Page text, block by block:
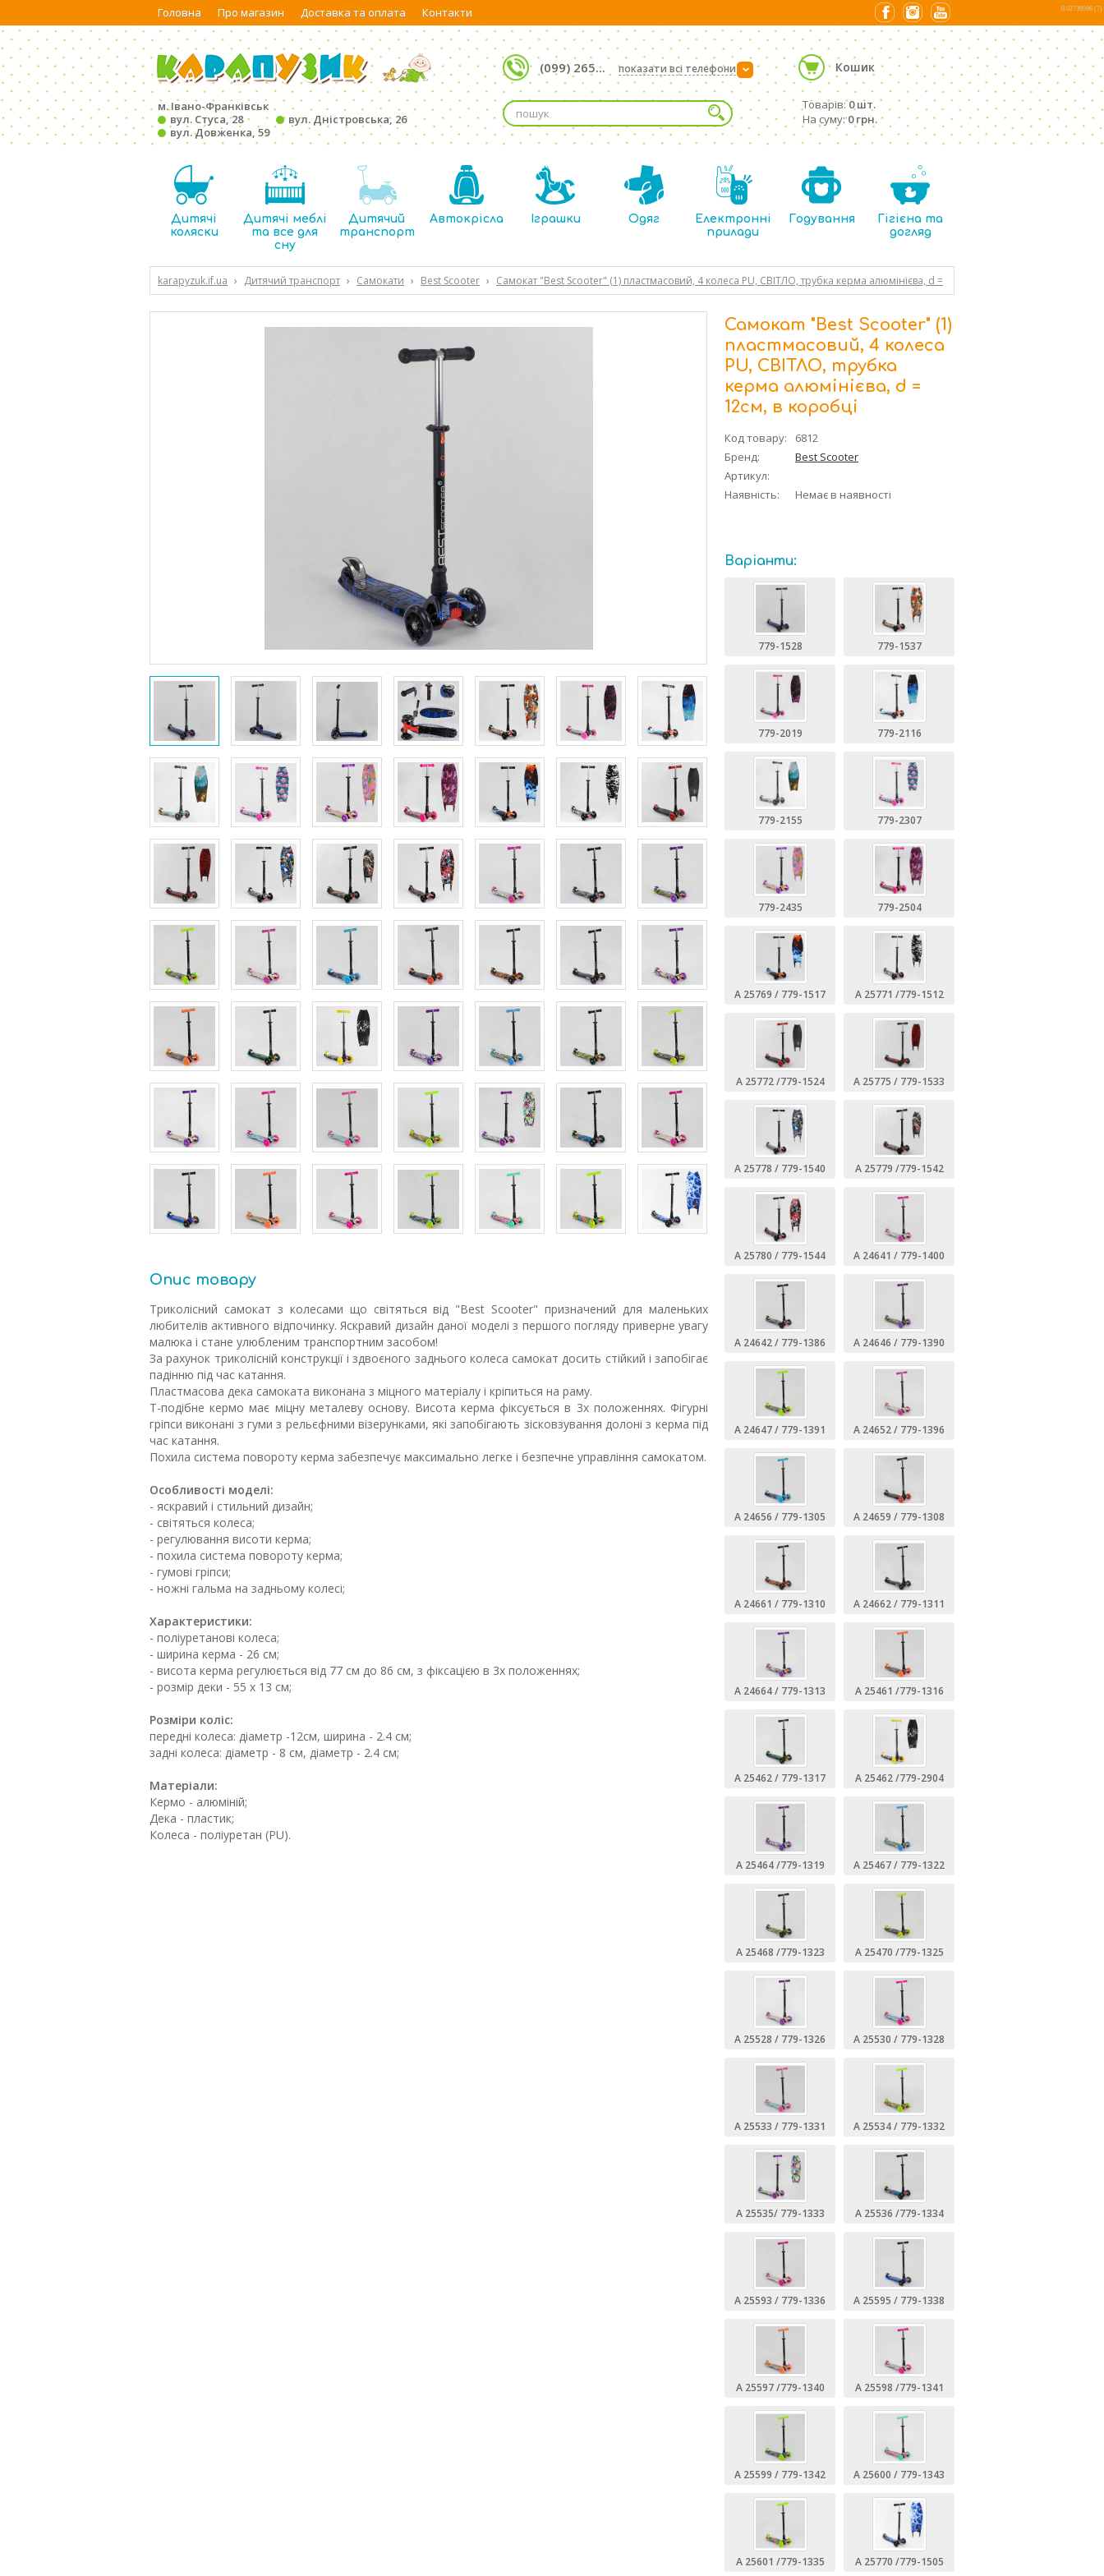
Головна Про магазин Доставка та оплата Контакти
м. Івано-Франківськ
вул. Стуса, 28
вул. Дністровська, 26
вул. Довженка, 59
(099) 265... ›
показати всі телефони Кошик
Товарів:0 шт.
На суму:0 грн.
Дитячі
коляски
Дитячі меблі
та все для
сну
Дитячий
транспорт
Автокрісла Іграшки Одяг
Електронні
прилади
Годування
Гігієна та
догляд
karapyzuk.if.ua › Дитячий транспорт › Самокати › Best Scooter › Самокат "Best Scooter" (1) пластмасовий, 4 колеса PU, СВІТЛО, трубка керма алюмінієва, d =
12см, в коробці
Самокат "Best Scooter" (1)
пластмасовий, 4 колеса
PU, СВІТЛО, трубка
керма алюмінієва, d =
12см, в коробці
Код товару:
6812
Бренд:
Best Scooter
Артикул:
Наявність:
Немає в наявності
Варіанти:
779-1528 779-1537
779-2019 779-2116
779-2155 779-2307
779-2435 779-2504
A 25769 / 779-1517 A 25771 /779-1512
A 25772 /779-1524 A 25775 / 779-1533
A 25778 / 779-1540 A 25779 /779-1542
A 25780 / 779-1544 А 24641 / 779-1400
А 24642 / 779-1386 А 24646 / 779-1390
А 24647 / 779-1391 А 24652 / 779-1396
А 24656 / 779-1305 А 24659 / 779-1308
А 24661 / 779-1310 А 24662 / 779-1311
А 24664 / 779-1313 А 25461 /779-1316
А 25462 / 779-1317 А 25462 /779-2904
А 25464 /779-1319 А 25467 / 779-1322
А 25468 /779-1323 А 25470 /779-1325
А 25528 / 779-1326 А 25530 / 779-1328
А 25533 / 779-1331 А 25534 / 779-1332
А 25535/ 779-1333 А 25536 /779-1334
А 25593 / 779-1336 А 25595 / 779-1338
А 25597 /779-1340 А 25598 /779-1341
А 25599 / 779-1342 А 25600 / 779-1343
А 25601 /779-1335 А 25770 /779-1505
Опис товару
Триколісний самокат з колесами що світяться від "Best Scooter" призначений для маленьких
любителів активного відпочинку. Яскравий дизайн даної моделі з першого погляду приверне увагу
малюка і стане улюбленим транспортним засобом!
За рахунок триколісній конструкції і здвоєного заднього колеса самокат досить стійкий і запобігає
падінню під час катання.
Пластмасова дека самоката виконана з міцного матеріалу і кріпиться на раму.
Т-подібне кермо має міцну металеву основу. Висота керма фіксується в 3х положеннях. Фігурні
гріпси виконані з гуми з рельєфними візерунками, які запобігають зісковзування долоні з керма під
час катання.
Похила система повороту керма забезпечує максимально легке і безпечне управління самокатом.
Особливості моделі:
- яскравий і стильний дизайн;
- світяться колеса;
- регулювання висоти керма;
- похила система повороту керма;
- гумові гріпси;
- ножні гальма на задньому колесі;
Характеристики:
- поліуретанові колеса;
- ширина керма - 26 см;
- висота керма регулюється від 77 см до 86 см, з фіксацією в 3х положеннях;
- розмір деки - 55 х 13 см;
Розміри коліс:
передні колеса: діаметр -12см, ширина - 2.4 см;
задні колеса: діаметр - 8 см, діаметр - 2.4 см;
Матеріали:
Кермо - алюміній;
Дека - пластик;
Колеса - поліуретан (PU).
0.02739596 (7)